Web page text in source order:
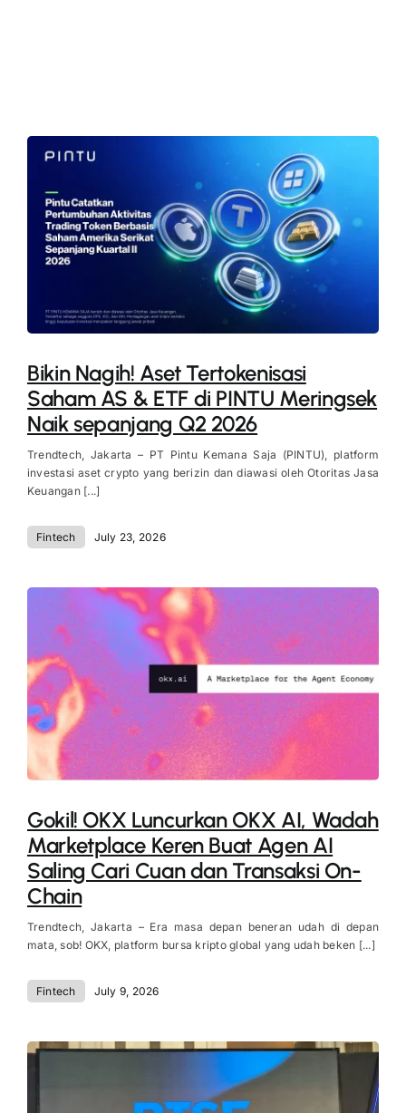
Bikin Nagih! Aset Tertokenisasi
Saham AS & ETF di PINTU Meringsek
Naik sepanjang Q2 2026
Trendtech, Jakarta – PT Pintu Kemana Saja (PINTU), platform
investasi aset crypto yang berizin dan diawasi oleh Otoritas Jasa
Keuangan [...]
Fintech July 23, 2026
Gokil! OKX Luncurkan OKX AI, Wadah
Marketplace Keren Buat Agen AI
Saling Cari Cuan dan Transaksi On-
Chain
Trendtech, Jakarta – Era masa depan beneran udah di depan
mata, sob! OKX, platform bursa kripto global yang udah beken [...]
Fintech July 9, 2026